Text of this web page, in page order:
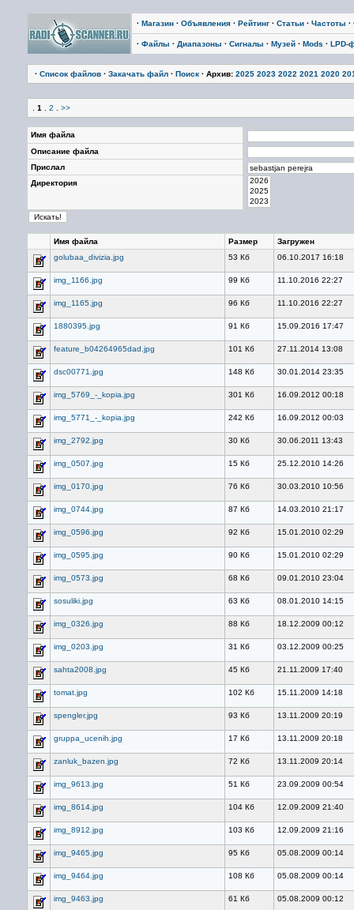
· Магазин · Объявления · Рейтинг · Статьи · Частоты ·
· Файлы · Диапазоны · Сигналы · Музей · Mods · LPD-
· Список файлов · Закачать файл · Поиск · Архив: 2025 2023 2022 2021 2020
1 2 >>
Имя файла
Описание файла
Прислал
Директория
Имя файла Размер
Загружен
golubaa_divizia.jpg
53 Кб 06.10.2017 16:18
img_1166.jpg 99 Кб 11.10.2016 22:27
img_1165.jpg 96 Кб 11.10.2016 22:27
1880395.jpg 91 Кб 15.09.2016 17:47
feature_b04264965dad.jpg 101 Кб 27.11.2014 13:08
dsc00771.jpg 148 Кб 30.01.2014 23:35
img_5769_-_kopia.jpg 301 Кб 16.09.2012 00:18
img_5771_-_kopia.jpg 242 Кб 16.09.2012 00:03
img_2792.jpg 30 Кб 30.06.2011 13:43
img_0507.jpg 15 Кб 25.12.2010 14:26
img_0170.jpg 76 Кб 30.03.2010 10:56
img_0744.jpg 87 Кб 14.03.2010 21:17
img_0596.jpg 92 Кб 15.01.2010 02:29
img_0595.jpg 90 Кб 15.01.2010 02:29
img_0573.jpg 68 Кб 09.01.2010 23:04
sosuliki.jpg 63 Кб 08.01.2010 14:15
img_0326.jpg 88 Кб 18.12.2009 00:12
img_0203.jpg 31 Кб 03.12.2009 00:25
sahta2008.jpg 45 Кб 21.11.2009 17:40
tomat.jpg 102 Кб 15.11.2009 14:18
spengler.jpg 93 Кб 13.11.2009 20:19
gruppa_ucenih.jpg 17 Кб 13.11.2009 20:18
zanluk_bazen.jpg 72 Кб 13.11.2009 20:14
img_9613.jpg 51 Кб 23.09.2009 00:54
img_8614.jpg 104 Кб 12.09.2009 21:40
img_8912.jpg 103 Кб 12.09.2009 21:16
img_9465.jpg 95 Кб 05.08.2009 00:14
img_9464.jpg 108 Кб 05.08.2009 00:14
img_9463.jpg 61 Кб 05.08.2009 00:12